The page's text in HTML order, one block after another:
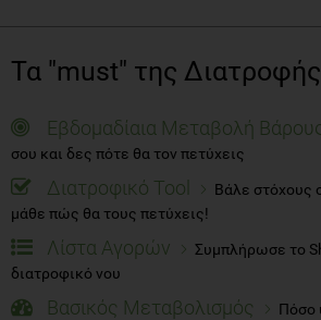
Τα "must" της Διατροφής
Εβδομαδίαια Μεταβολή
σου και δες πότε θα τον πετύχεις
Διατροφικό Tool
Βάλε στόχους
μάθε πώς θα τους πετύχεις!
Λίστα Αγορών
Συμπλήρωσε το
διατροφικό νου
Βασικός Μεταβολισμός
Πόσο